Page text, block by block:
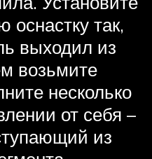
так,
выходил из
возьмите
несколько
от себя –
из